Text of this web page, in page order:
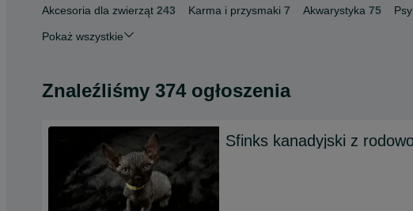
Akcesoria dla zwierząt 243 Karma i przysmaki 7 Akwarystyka 75 Psy
Pokaż wszystkie
Znaleźliśmy 374 ogłoszenia
Sfinks kanadyjski z